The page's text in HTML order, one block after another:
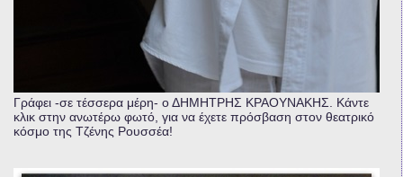
Γράφει -σε τέσσερα μέρη- ο ΔΗΜΗΤΡΗΣ ΚΡΑΟΥΝΑΚΗΣ. Κάντε
κλικ στην ανωτέρω φωτό, για να έχετε πρόσβαση στον θεατρικό
κόσμο της Τζένης Ρουσσέα!